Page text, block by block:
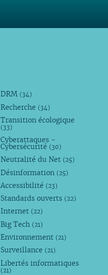
DRM (34)
Recherche (34)
Transition écologique
(33)
Cyberattaques -
Cybersécurité (30)
Neutralité du Net (25)
Désinformation (25)
Accessibilité (23)
Standards ouverts (22)
Internet (22)
Big Tech (21)
Environnement (21)
Surveillance (21)
Libertés informatiques
(21)